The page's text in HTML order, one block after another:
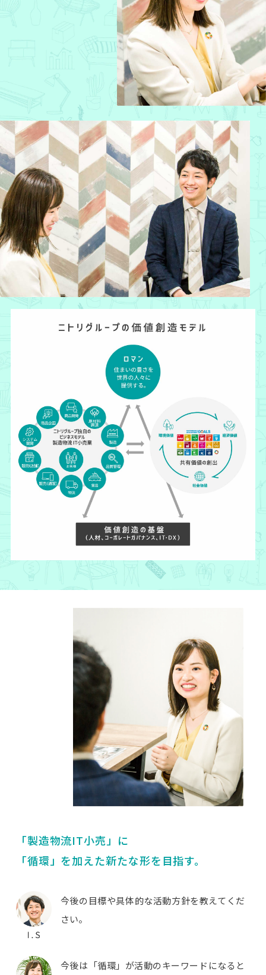
「製造物流IT小売」に
「循環」を加えた新たな形を目指す。
今後の目標や具体的な活動方針を教えてくだ
さい。
今後は「循環」が活動のキーワードになると